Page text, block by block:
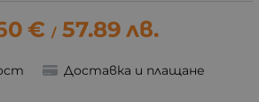
€ / 57.89 лв.
Доставка и плащане